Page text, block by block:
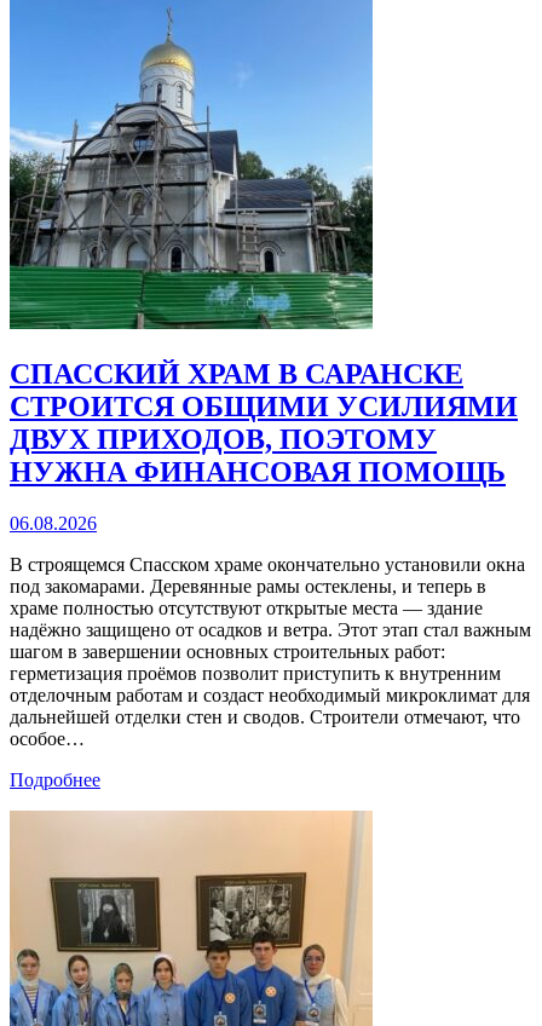
СПАССКИЙ ХРАМ В САРАНСКЕ
СТРОИТСЯ ОБЩИМИ УСИЛИЯМИ
ДВУХ ПРИХОДОВ, ПОЭТОМУ
НУЖНА ФИНАНСОВАЯ ПОМОЩЬ
06.08.2026
В строящемся Спасском храме окончательно установили окна
под закомарами. Деревянные рамы остеклены, и теперь в
храме полностью отсутствуют открытые места — здание
надёжно защищено от осадков и ветра. Этот этап стал важным
шагом в завершении основных строительных работ:
герметизация проёмов позволит приступить к внутренним
отделочным работам и создаст необходимый микроклимат для
дальнейшей отделки стен и сводов. Строители отмечают, что
особое…
Подробнее